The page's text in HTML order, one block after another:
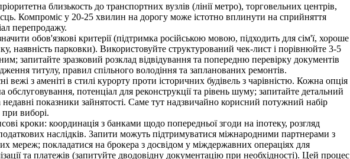
близькость до транспортних вузлів (лінії метро), торговельних центрів,
Компроміс у 20-25 хвилин на дорогу може істотно вплинути на сприйняття
перепродажу.
обов'язкові критерії (підтримка російською мовою, підходить для сім'ї, хороше
наявність парковки). Використовуйте структурований чек-лист і порівнюйте 3-5
запитайте зразковий розклад відвідування та попередню перевірку документів
титулу, правил спільного володіння та запланованих ремонтів.
вежі з аменіті в стилі курорту проти історичних будівель з чарівністю. Кожна опція
обслуговування, потенціал для реконструкції та рівень шуму; запитайте детальний
недавні показники зайнятості. Саме тут надзвичайно корисний потужний набір
виборі.
кроки: координація з банками щодо попередньої згоди на іпотеку, розгляд
наслідків. Запити можуть підтримуватися міжнародними партнерами з
мереж; покладатися на брокера з досвідом у міждержавних операціях для
та платежів (запитуйте дводовідну документацію при необхідності). Цей процес